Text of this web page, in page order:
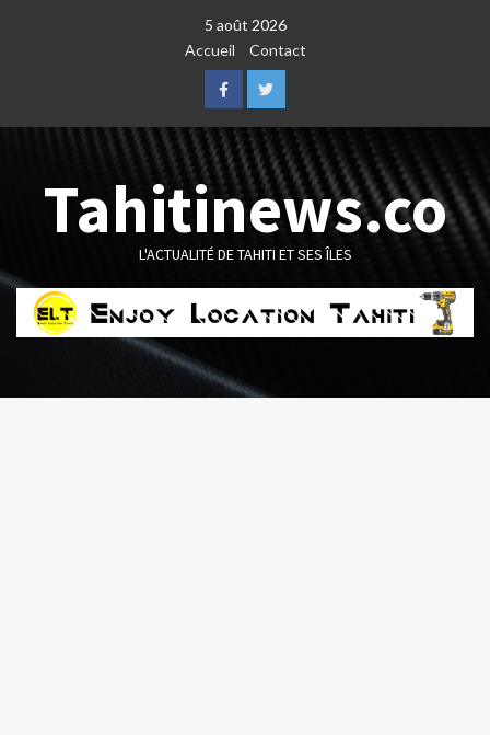
5 août 2026
Accueil
Contact
FacebookTwitter
Tahitinews.co
L'ACTUALITÉ DE TAHITI ET SES ÎLES